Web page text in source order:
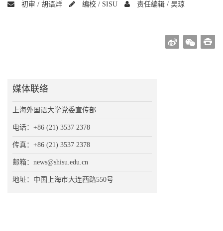
初审 / 胡语烊 编校 / SISU 责任编辑 / 吴琼
媒体联络
上海外国语大学党委宣传部
电话：+86 (21) 3537 2378
传真：+86 (21) 3537 2378
邮箱：news@shisu.edu.cn
地址：中国上海市大连西路550号